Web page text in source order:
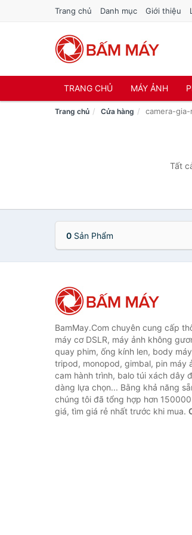
Trang chủ Danh mục Giới thiệu
TRANG CHỦ MÁY ẢNH
Trang chủ Cửa hàng camera-
Tất
0 Sản Phẩm
BamMay.Com chuyên cung cấp
máy cơ DSLR, máy ảnh không
quay phim, ống kính len, body
tripod, monopod, gimbal, pin máy
cam hành trình, balo túi xách dây
dàng lựa chọn... Bằng khả năng
chúng tôi đã tổng hợp hơn
giá, tìm giá rẻ nhất trước khi mua.